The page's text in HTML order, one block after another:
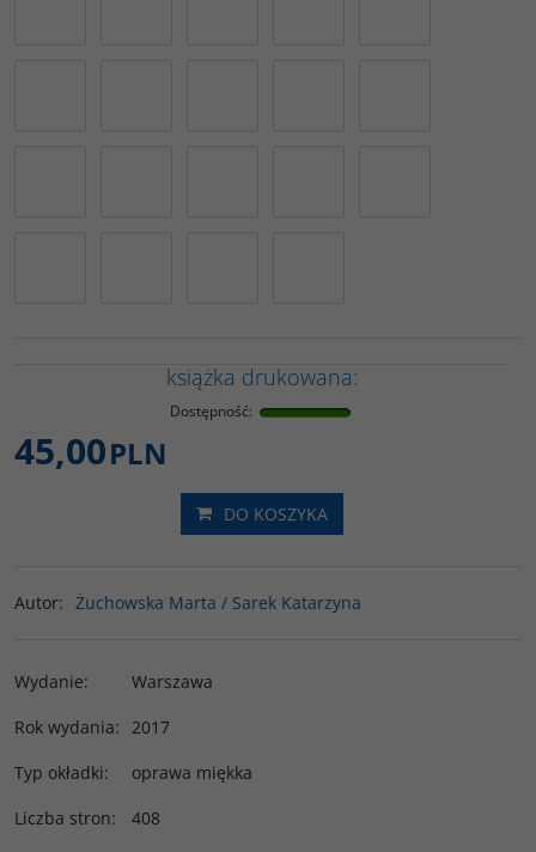
książka drukowana:
Dostępność:
45,00PLN
DO KOSZYKA
Autor: Żuchowska Marta / Sarek Katarzyna
Wydanie:
Warszawa
Rok wydania: 2017
Typ okładki:
oprawa miękka
Liczba stron: 408